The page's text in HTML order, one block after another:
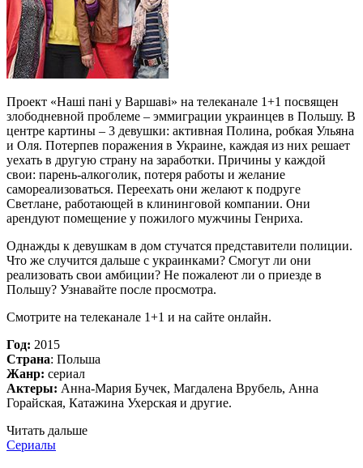
Проект «Наші пані у Варшаві» на телеканале 1+1 посвящен
злободневной проблеме – эммиграции украинцев в Польшу. В
центре картины – 3 девушки: активная Полина, робкая Ульяна
и Оля. Потерпев поражения в Украине, каждая из них решает
уехать в другую страну на заработки. Причины у каждой
свои: парень-алкоголик, потеря работы и желание
самореализоваться. Переехать они желают к подруге
Светлане, работающей в клининговой компании. Они
арендуют помещение у пожилого мужчины Генриха.
Однажды к девушкам в дом стучатся представители полиции.
Что же случится дальше с украинками? Смогут ли они
реализовать свои амбиции? Не пожалеют ли о приезде в
Польшу? Узнавайте после просмотра.
Смотрите на телеканале 1+1 и на сайте онлайн.
Год: 2015
Страна: Польша
Жанр: сериал
Актеры: Анна-Мария Бучек, Магдалена Врубель, Анна
Горайская, Катажина Ухерская и другие.
Читать дальше
Сериалы